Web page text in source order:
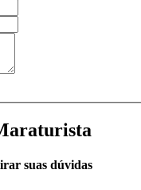
suas dúvidas